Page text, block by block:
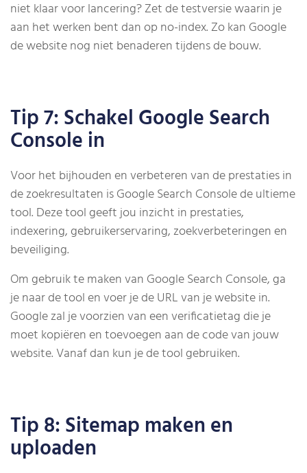
niet klaar voor lancering? Zet de testversie waarin je
aan het werken bent dan op no-index. Zo kan Google
de website nog niet benaderen tijdens de bouw.
Tip 7: Schakel Google Search
Console in
Voor het bijhouden en verbeteren van de prestaties in
de zoekresultaten is Google Search Console de ultieme
tool. Deze tool geeft jou inzicht in prestaties,
indexering, gebruikerservaring, zoekverbeteringen en
beveiliging.
Om gebruik te maken van Google Search Console, ga
je naar de tool en voer je de URL van je website in.
Google zal je voorzien van een verificatietag die je
moet kopiëren en toevoegen aan de code van jouw
website. Vanaf dan kun je de tool gebruiken.
Tip 8: Sitemap maken en
uploaden